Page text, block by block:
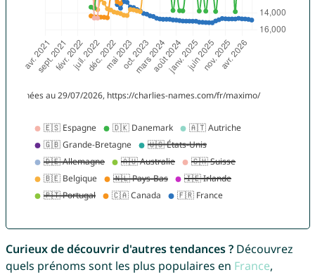
Curieux de découvrir d'autres tendances ?Découvrez
quels prénoms sont les plus populaires en France,